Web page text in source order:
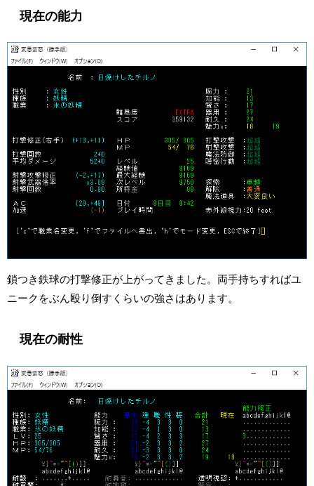
現在の能力
鎖つき鉄球の打撃修正が上がってきました。両手持ちすればユ
ニークをぶん殴り倒すくらいの強さはあります。
現在の耐性